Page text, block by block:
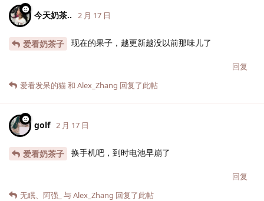
今天奶茶.. 2 月 17 日
爱看奶茶子 现在的果子，越更新越没以前那味儿了
回复
爱看发呆的猫和 Alex_Zhang 回复了此帖
golf 2 月 17 日
爱看奶茶子 换手机吧，到时电池早崩了
回复
无眠
阿强_ 与Alex_Zhang 回复了此帖